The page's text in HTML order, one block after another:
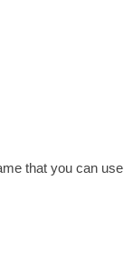
that you can use